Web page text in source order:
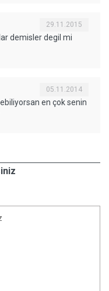
29.11.2015
demisler degil mi
05.11.2014
en çok senin